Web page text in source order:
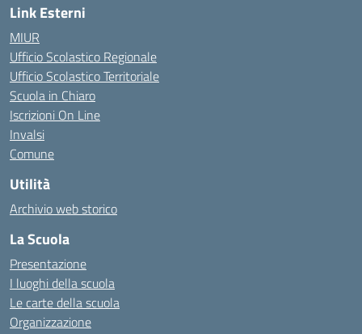
Link Esterni
MIUR
Ufficio Scolastico Regionale
Ufficio Scolastico Territoriale
Scuola in Chiaro
Iscrizioni On Line
Invalsi
Comune
Utilità
Archivio web storico
La Scuola
Presentazione
I luoghi della scuola
Le carte della scuola
Organizzazione